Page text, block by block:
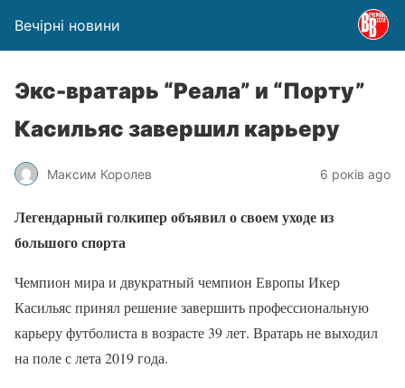
Вечірні новини
Экс-вратарь “Реала” и “Порту”
Касильяс завершил карьеру
Максим Королев 6 років ago
Легендарный голкипер объявил о своем уходе из
большого спорта
Чемпион мира и двукратный чемпион Европы Икер
Касильяс принял решение завершить профессиональную
карьеру футболиста в возрасте 39 лет. Вратарь не выходил
на поле с лета 2019 года.